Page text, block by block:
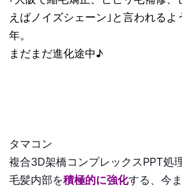
えばノイズシェーン｣と言われるよ
年。
まだまだ進化途中♪
タマコン
複合3D架橋コンプレックスPPT処理
毛髪内部を積極的に強化する、今